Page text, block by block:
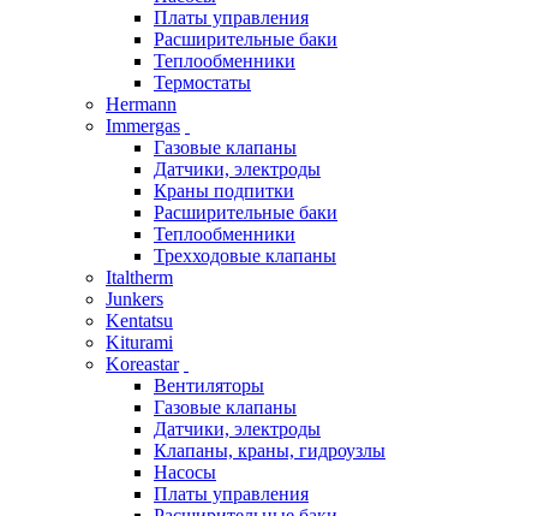
Платы управления
Расширительные баки
Теплообменники
Термостаты
Hermann
Immergas
Газовые клапаны
Датчики, электроды
Краны подпитки
Расширительные баки
Теплообменники
Трехходовые клапаны
Italtherm
Junkers
Kentatsu
Kiturami
Koreastar
Вентиляторы
Газовые клапаны
Датчики, электроды
Клапаны, краны, гидроузлы
Насосы
Платы управления